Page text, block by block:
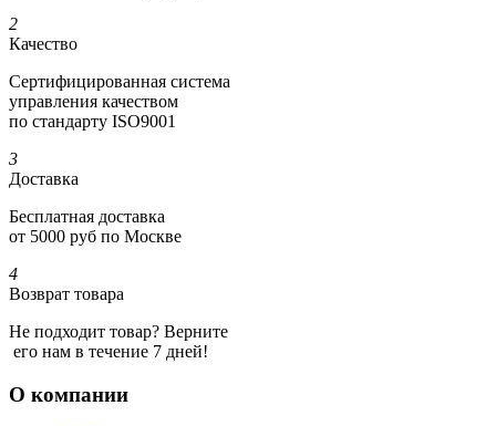
2
Качество
Сертифициро­ванная система
управления качеством
по стандарту ISO9001
3
Доставка
Бесплатная доставка
от 5000 руб по Москве
4
Возврат товара
Не подходит товар? Верните
его нам в течение 7 дней!
О компании